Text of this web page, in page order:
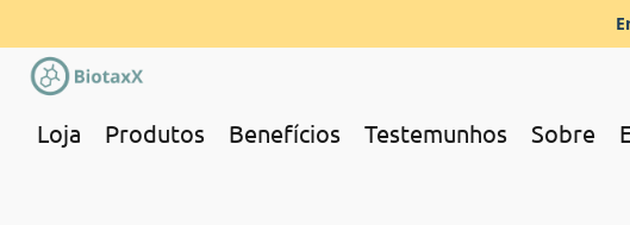
Loja Produtos Benefícios Testemunhos Sobre